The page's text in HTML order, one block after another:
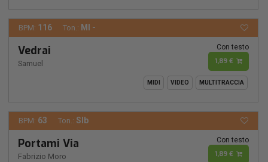
BPM: 116 Ton.: MI -
Vedrai
Samuel
Con testo
1,89 €
MIDI VIDEO MULTITRACCIA
BPM: 63 Ton.: SIb
Portami Via
Fabrizio Moro
Con testo
1,89 €